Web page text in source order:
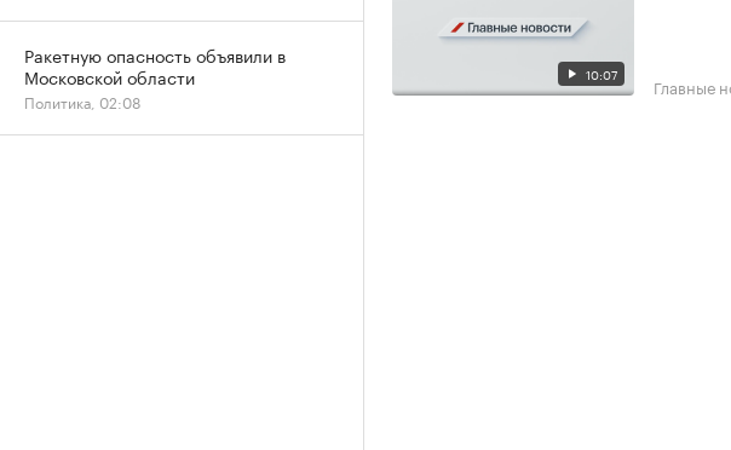
10:07 Главные
Ракетную опасность объявили в
Московской области
Политика, 02:08